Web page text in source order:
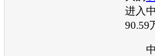
进入
90.59
中